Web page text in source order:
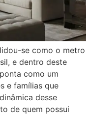
se como o metro
e dentro deste
como um
e famílias que
desse
de quem possui